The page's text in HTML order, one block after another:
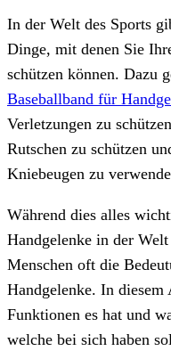
In der Welt des Sports
Dinge, mit denen Sie
schützen können. Dazu
Baseballband für
Verletzungen zu
Rutschen zu schützen
Kniebeugen zu
Während dies alles
Handgelenke in der
Menschen oft die
Handgelenke. In
Funktionen es hat und
welche bei sich haben